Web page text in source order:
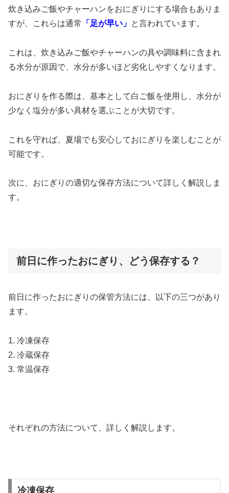
炊き込みご飯やチャーハンをおにぎりにする場合もありま
すが、これらは通常
「足が早い」 と言われています。
これは、炊き込みご飯やチャーハンの具や調味料に含まれ
る水分が原因で、水分が多いほど劣化しやすくなります。
おにぎりを作る際は、基本として白ご飯を使用し、水分が
少なく塩分が多い具材を選ぶことが大切です。
これを守れば、夏場でも安心しておにぎりを楽しむことが
可能です。
次に、おにぎりの適切な保存方法について詳しく解説しま
す。
前日に作ったおにぎり、どう保存する？
前日に作ったおにぎりの保管方法には、以下の三つがあり
ます。
1. 冷凍保存
2. 冷蔵保存
3. 常温保存
それぞれの方法について、詳しく解説します。
冷凍保存